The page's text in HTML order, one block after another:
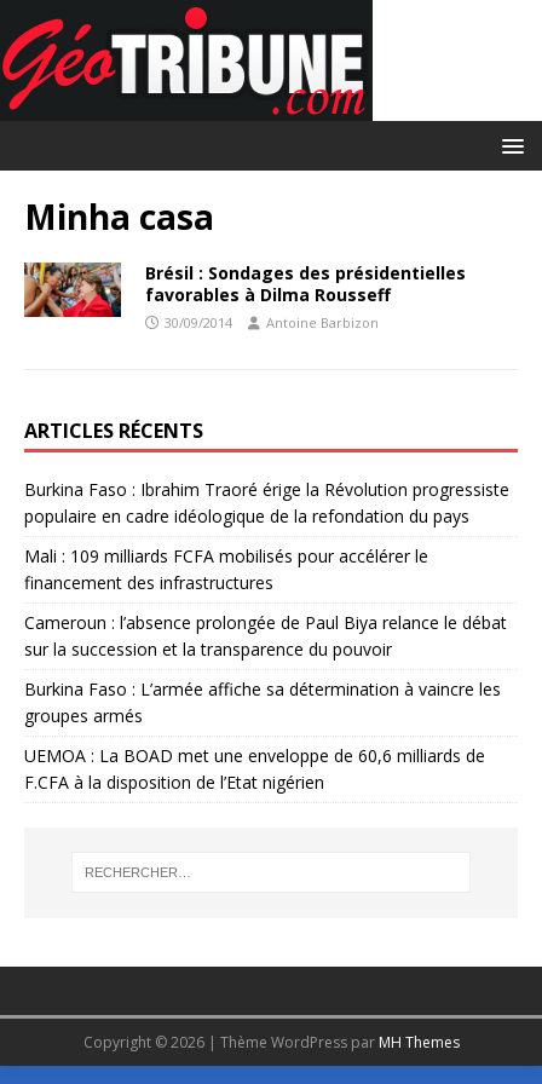
Minha casa
Brésil : Sondages des présidentielles
favorables à Dilma Rousseff
30/09/2014 Antoine Barbizon
ARTICLES RÉCENTS
Burkina Faso : Ibrahim Traoré érige la Révolution progressiste
populaire en cadre idéologique de la refondation du pays
Mali : 109 milliards FCFA mobilisés pour accélérer le
financement des infrastructures
Cameroun : l’absence prolongée de Paul Biya relance le débat
sur la succession et la transparence du pouvoir
Burkina Faso : L’armée affiche sa détermination à vaincre les
groupes armés
UEMOA : La BOAD met une enveloppe de 60,6 milliards de
F.CFA à la disposition de l’Etat nigérien
Copyright © 2026 | Thème WordPress par MH Themes